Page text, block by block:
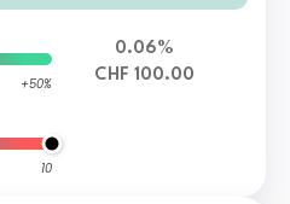
+50%
10
0.06%
CHF 100.00